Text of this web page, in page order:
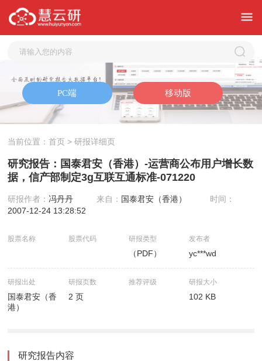
当前位置：首页 > 研报详细页
研究报告：国泰君安（香港）-运营商公布用户增长数
据，信产部制定3g互联互通标准-071220
研报作者： 冯丹丹 来自： 国泰君安（香港）
时间：
2007-12-24 13:28:52
股票名称 股票代码 研报类型
（PDF）
发布者
yc***wd
研报出处
国泰君安（香
港）
研报页数
2 页
推荐评级 研报大小
102 KB
研究报告内容